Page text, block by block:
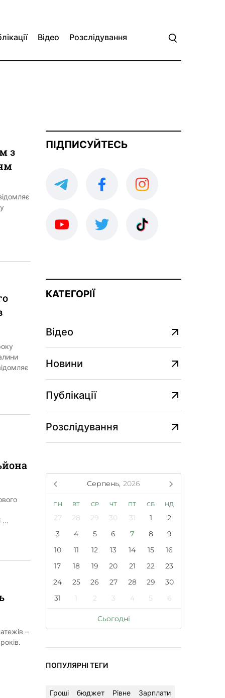
Відео Розслідування
з
…
–
ПІДПИСУЙТЕСЬ
КАТЕГОРІЇ
Відео
Новини
Публікації
Розслідування
Серпень, 2026
ПН ВТ СР ЧТ ПТ СБ НД
27 28 29 30 31 1
2
3
4 5 6 7 8
9
10
11 12 13 14 15
16
17
18 19 20 21 22
23
24
25 26 27 28 29
30
31
1 2 3 4 5 6
Сьогодні
ПОПУЛЯРНІ ТЕГИ
Гроші бюджет Рівне
Зарплати